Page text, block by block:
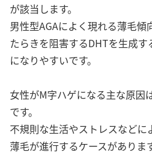
が該当します。
男性型AGAによく現れる薄毛
たらきを阻害するDHTを生成
になりやすいです。
女性がM字ハゲになる主な原因
です。
不規則な生活やストレスなど
薄毛が進行するケースがあります